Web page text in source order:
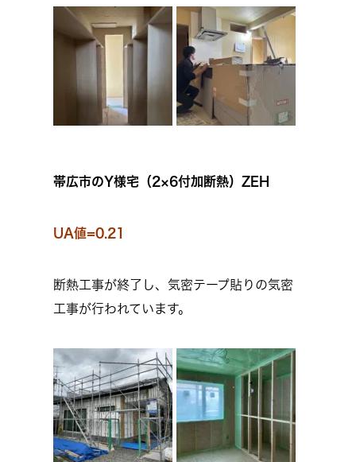
帯広市のY様宅（2×6付加断熱）ZEH
UA値=0.21
断熱工事が終了し、気密テープ貼りの気密
工事が行われています。